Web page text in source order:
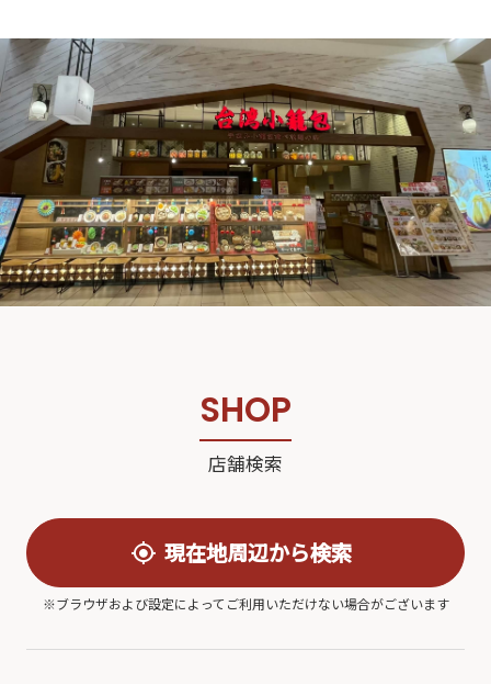
SHOP
店舗検索
現在地周辺から検索
※ブラウザおよび設定によってご利用いただけない場合がございます